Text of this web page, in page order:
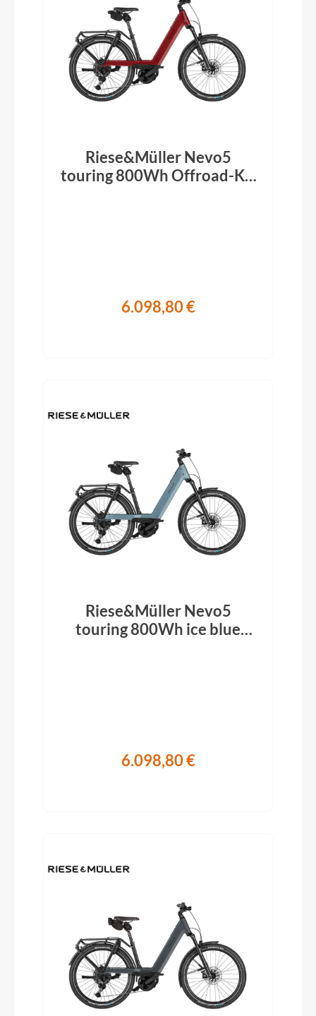
Riese&Müller Nevo5
touring 800Wh Offroad-Kit
6.098,80 €
Riese&Müller Nevo5
touring 800Wh ice blue
6.098,80 €